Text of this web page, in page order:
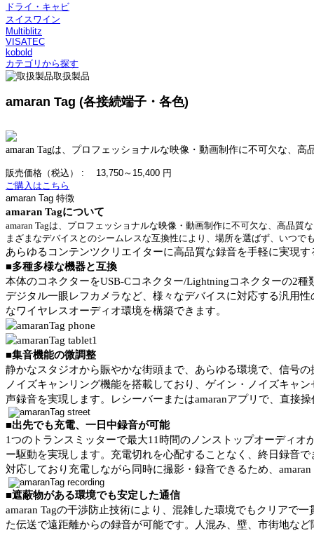
ドライ・キャビ
スイスワイン
Multiblitz
VISATEC
kobold
カテゴリから探す
取扱製品
amaran Tag (各接続端子・各色)
amaran Tagは、プロフェッショナルな映像・動画制作に不可欠な、高
販売価格（税込） :
13,750～15,400 円
ご購入はこちら
amaran Tag 特徴
amaran Tagについて
amaran Tagは、プロフェッショナルな映像・動画制作に不可欠な、高品質
まざまなデバイスとのシームレスな互換性により、場所を選ばず、いつで
あらゆるコンテンツクリエイターに高品質な録音を手軽に実現す
■多種多様な機器と互換
本体のコネクターをUSB-Cコネクター/Lightningコネクターの2種
デジタル一眼レフカメラなど、様々なデバイスに対応する汎用
なワイヤレスオーディオ環境を構築できます。
■集音機能の微調整
静かなスタジオから賑やかな街頭まで、あらゆる環境で、信号
ノイズキャンリング機能を搭載しており、ゲイン・ノイズキャン
声録音を実現します。レシーバーまたはamaranアプリで、直接
■出先でも充電、一日中録音が可能
1つのトランスミッターで最大11時間のノンストップオーディオ
ー駆動を実現します。充電切れを心配することなく、終日録音
対応しており充電しながら同時に撮影・録音できるため、 amaran
■遮蔽物がある環境でも安定した通信
amaran Tagの干渉防止技術により、混雑した環境でもクリアで
た伝送で遠距離からの録音が可能です。人混み、壁、市街地な